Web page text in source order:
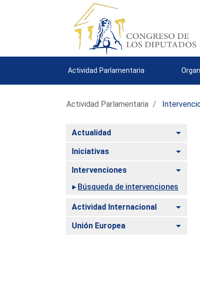
Actividad Parlamentaria
Actividad Parlamentaria
Actualidad
Iniciativas
Intervenciones
Búsqueda de intervenciones
Actividad Internacional
Unión Europea